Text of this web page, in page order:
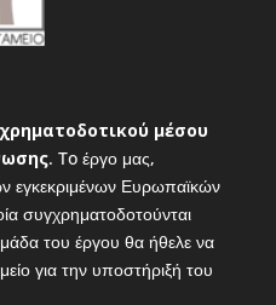
μέσου
. To έργο μας,
εγκεκριμένων Ευρωπαϊκών
συγχρηματοδοτούνται
του έργου θα ήθελε να
για την υποστήριξή του